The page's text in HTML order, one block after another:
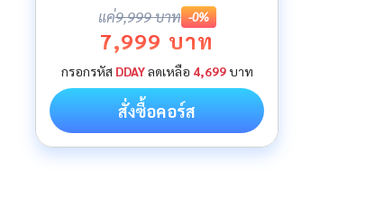
แค่9,999 บาท -0%
7,999 บาท
กรอกรหัส DDAYลดเหลือ 4,699บาท
สั่งซื้อคอร์ส